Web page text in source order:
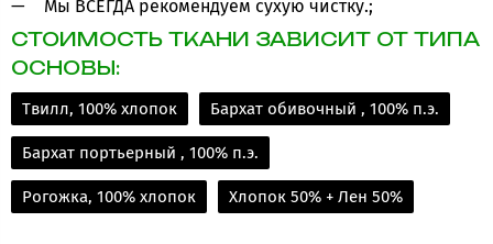
Мы ВСЕГДА рекомендуем сухую чистку.;
СТОИМОСТЬ ТКАНИ ЗАВИСИТ ОТ ТИПА
ОСНОВЫ:
Твилл, 100% хлопок Бархат обивочный , 100% п.э.
Бархат портьерный , 100% п.э.
Рогожка, 100% хлопок Хлопок 50% + Лен 50%